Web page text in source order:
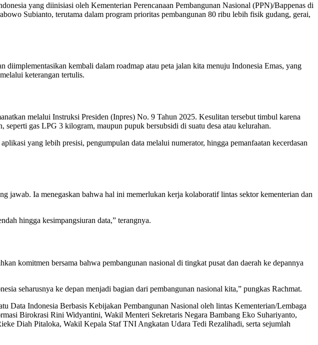
yang diinisiasi oleh Kementerian Perencanaan Pembangunan Nasional (PPN)/Bappenas di
Subianto, terutama dalam program prioritas pembangunan 80 ribu lebih fisik gudang, gerai,
kembali dalam roadmap atau peta jalan kita menuju Indonesia Emas, yang
keterangan tertulis.
melalui Instruksi Presiden (Inpres) No. 9 Tahun 2025. Kesulitan tersebut timbul karena
gas LPG 3 kilogram, maupun pupuk bersubsidi di suatu desa atau kelurahan.
yang lebih presisi, pengumpulan data melalui numerator, hingga pemanfaatan kecerdasan
jawab. Ia menegaskan bahwa hal ini memerlukan kerja kolaboratif lintas sektor kementerian dan
hingga kesimpangsiuran data,” terangnya.
komitmen bersama bahwa pembangunan nasional di tingkat pusat dan daerah ke depannya
seharusnya ke depan menjadi bagian dari pembangunan nasional kita,” pungkas Rachmat.
Data Indonesia Berbasis Kebijakan Pembangunan Nasional oleh lintas Kementerian/Lembaga
Birokrasi Rini Widyantini, Wakil Menteri Sekretaris Negara Bambang Eko Suhariyanto,
Diah Pitaloka, Wakil Kepala Staf TNI Angkatan Udara Tedi Rezalihadi, serta sejumlah